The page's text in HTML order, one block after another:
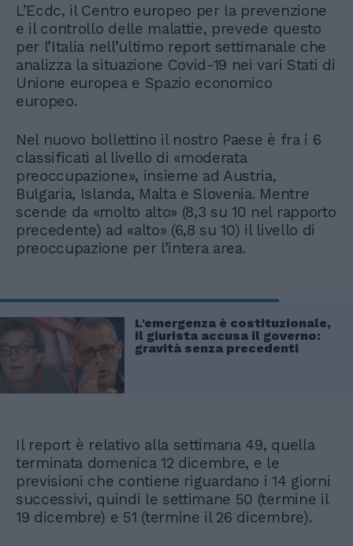
L’Ecdc, il Centro europeo per la prevenzione
e il controllo delle malattie, prevede questo
per l’Italia nell’ultimo report settimanale che
analizza la situazione Covid-19 nei vari Stati di
Unione europea e Spazio economico
europeo.
Nel nuovo bollettino il nostro Paese è fra i 6
classificati al livello di «moderata
preoccupazione», insieme ad Austria,
Bulgaria, Islanda, Malta e Slovenia. Mentre
scende da «molto alto» (8,3 su 10 nel rapporto
precedente) ad «alto» (6,8 su 10) il livello di
preoccupazione per l’intera area.
L'emergenza è costituzionale,
il giurista accusa il governo:
gravità senza precedenti
Il report è relativo alla settimana 49, quella
terminata domenica 12 dicembre, e le
previsioni che contiene riguardano i 14 giorni
successivi, quindi le settimane 50 (termine il
19 dicembre) e 51 (termine il 26 dicembre).